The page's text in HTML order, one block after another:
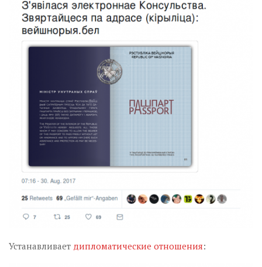
Устанавливает дипломатические отношения: